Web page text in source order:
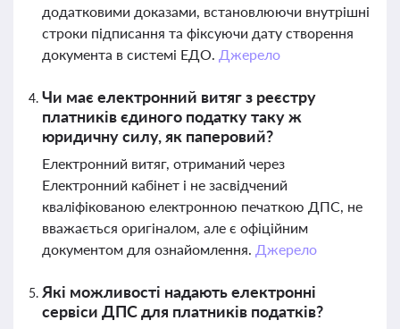
додатковими доказами, встановлюючи внутрішні
строки підписання та фіксуючи дату створення
документа в системі ЕДО. Джерело
Чи має електронний витяг з реєстру
платників єдиного податку таку ж
юридичну силу, як паперовий?
Електронний витяг, отриманий через
Електронний кабінет і не засвідчений
кваліфікованою електронною печаткою ДПС, не
вважається оригіналом, але є офіційним
документом для ознайомлення. Джерело
Які можливості надають електронні
сервіси ДПС для платників податків?